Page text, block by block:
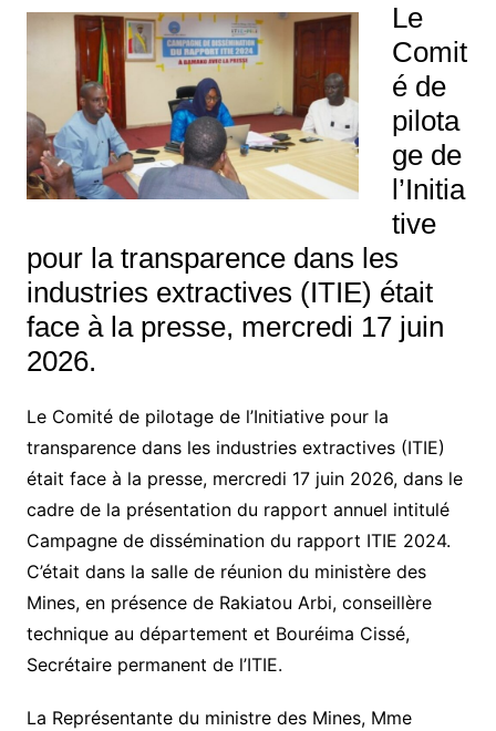
Le
Comit
é de
pilota
ge de
l’Initia
tive
pour la transparence dans les
industries extractives (ITIE) était
face à la presse, mercredi 17 juin
2026.
Le Comité de pilotage de l’Initiative pour la
transparence dans les industries extractives (ITIE)
était face à la presse, mercredi 17 juin 2026, dans le
cadre de la présentation du rapport annuel intitulé
Campagne de dissémination du rapport ITIE 2024.
C’était dans la salle de réunion du ministère des
Mines, en présence de Rakiatou Arbi, conseillère
technique au département et Bouréima Cissé,
Secrétaire permanent de l’ITIE.
La Représentante du ministre des Mines, Mme